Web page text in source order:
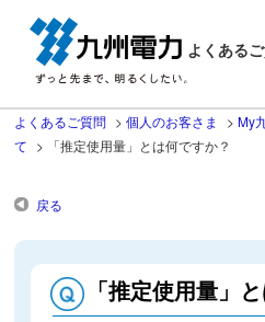
よくある
よくあるご質問 >個人のお客さま >My
て > 「推定使用量」とは何ですか？
戻る
「推定使用量」